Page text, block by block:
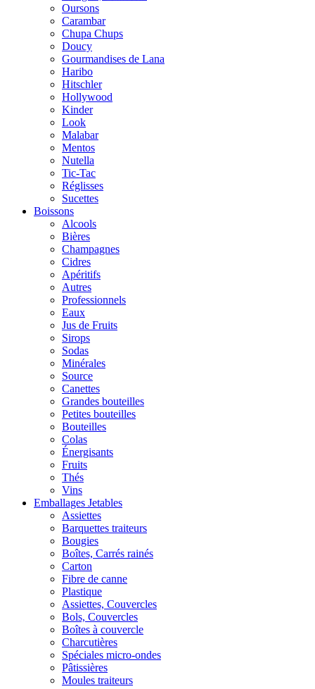
Oursons
Carambar
Chupa Chups
Doucy
Gourmandises de Lana
Haribo
Hitschler
Hollywood
Kinder
Look
Malabar
Mentos
Nutella
Tic-Tac
Réglisses
Sucettes
Boissons
Alcools
Bières
Champagnes
Cidres
Apéritifs
Autres
Professionnels
Eaux
Jus de Fruits
Sirops
Sodas
Minérales
Source
Canettes
Grandes bouteilles
Petites bouteilles
Bouteilles
Colas
Énergisants
Fruits
Thés
Vins
Emballages Jetables
Assiettes
Barquettes traiteurs
Bougies
Boîtes, Carrés rainés
Carton
Fibre de canne
Plastique
Assiettes, Couvercles
Bols, Couvercles
Boîtes à couvercle
Charcutières
Spéciales micro-ondes
Pâtissières
Moules traiteurs